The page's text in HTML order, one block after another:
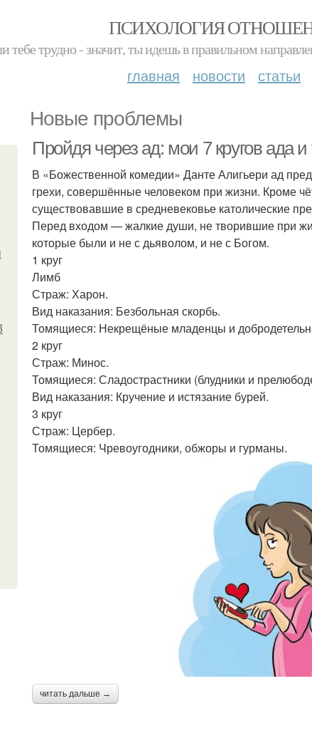
ПСИХОЛОГИЯ
тебе трудно - значит, ты идешь в правильном
главная новости статьи
Новые проблемы
Пройдя через ад: мои 7 кругов ада
В «Божественной комедии» Данте Алигьери ад
грехи, совершённые человеком при жизни. Кроме
существовавшие в средневековье католические
Перед входом — жалкие души, не творившие при
которые были и не с дьяволом, и не с Богом.
1 круг
Лимб
Страж: Харон.
Вид наказания: Безбольная скорбь.
Томящиеся: Некрещёные младенцы и
2 круг
Страж: Минос.
Томящиеся: Сладострастники (блудники и
Вид наказания: Кручение и истязание бурей.
3 круг
Страж: Цербер.
Томящиеся: Чревоугодники, обжоры и гурманы.
читать дальше →